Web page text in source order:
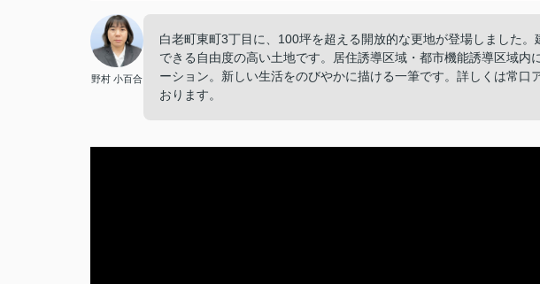
野村 小百合
白老町東町3丁目に、100坪を超える開放的な更地が登場しました
できる自由度の高い土地です。居住誘導区域・都市機能誘導区域内
ーション。新しい生活をのびやかに描ける一筆です。詳しくは常口
おります。